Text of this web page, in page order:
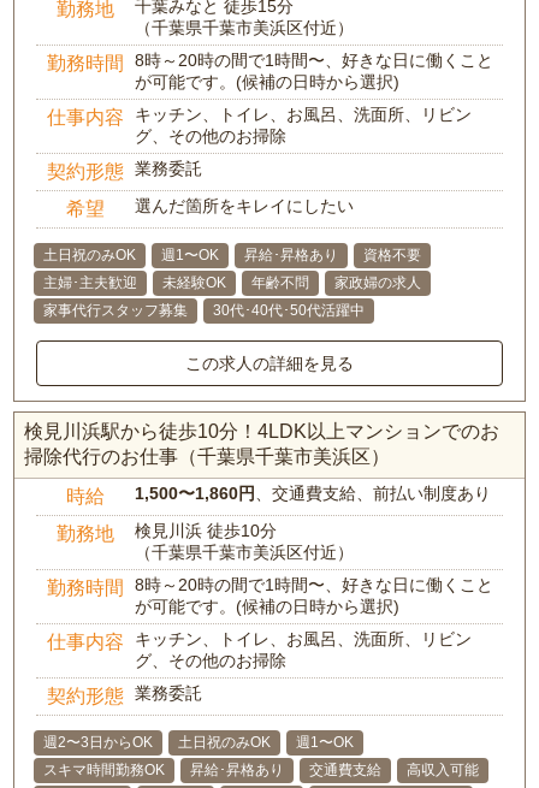
勤務地
千葉みなと 徒歩15分
（千葉県千葉市美浜区付近）
勤務時間
8時～20時の間で1時間〜、好きな日に働くこと
が可能です。(候補の日時から選択)
仕事内容
キッチン、トイレ、お風呂、洗面所、リビン
グ、その他のお掃除
契約形態 業務委託
希望 選んだ箇所をキレイにしたい
土日祝のみOK 週1〜OK 昇給･昇格あり
資格不要
主婦･主夫歓迎
未経験OK 年齢不問
家政婦の求人
家事代行スタッフ募集
30代･40代･50代活躍中
この求人の詳細を見る
検見川浜駅から徒歩10分！4LDK以上マンションでのお
掃除代行のお仕事（千葉県千葉市美浜区）
時給 1,500〜1,860円 、交通費支給、前払い制度あり
勤務地
検見川浜 徒歩10分
（千葉県千葉市美浜区付近）
勤務時間
8時～20時の間で1時間〜、好きな日に働くこと
が可能です。(候補の日時から選択)
仕事内容
キッチン、トイレ、お風呂、洗面所、リビン
グ、その他のお掃除
契約形態 業務委託
週2〜3日からOK 土日祝のみOK
週1〜OK
スキマ時間勤務OK
昇給･昇格あり 交通費支給
高収入可能